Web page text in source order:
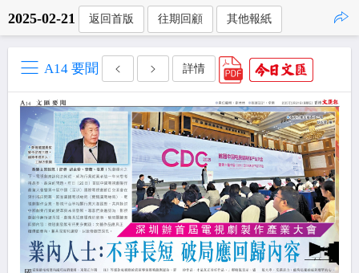
2025-02-21 返回首版 往期回顧 其他報紙
A14 要聞 詳情